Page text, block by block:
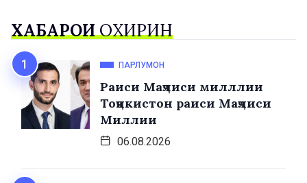
ХАБАРҲОИОХИРИН
ПАРЛУМОН
Раиси Маҷлиси милллии
Тоҷикистон раиси Маҷлиси
Миллии
06.08.2026